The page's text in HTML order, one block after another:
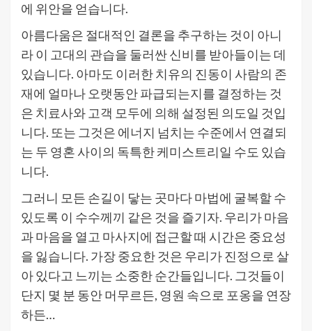
에 위안을 얻습니다.
아름다움은 절대적인 결론을 추구하는 것이 아니
라 이 고대의 관습을 둘러싼 신비를 받아들이는 데
있습니다. 아마도 이러한 치유의 진동이 사람의 존
재에 얼마나 오랫동안 파급되는지를 결정하는 것
은 치료사와 고객 모두에 의해 설정된 의도일 것입
니다. 또는 그것은 에너지 넘치는 수준에서 연결되
는 두 영혼 사이의 독특한 케미스트리일 수도 있습
니다.
그러니 모든 손길이 닿는 곳마다 마법에 굴복할 수
있도록 이 수수께끼 같은 것을 즐기자. 우리가 마음
과 마음을 열고 마사지에 접근할 때 시간은 중요성
을 잃습니다. 가장 중요한 것은 우리가 진정으로 살
아 있다고 느끼는 소중한 순간들입니다. 그것들이
단지 몇 분 동안 머무르든, 영원 속으로 포옹을 연장
하든…